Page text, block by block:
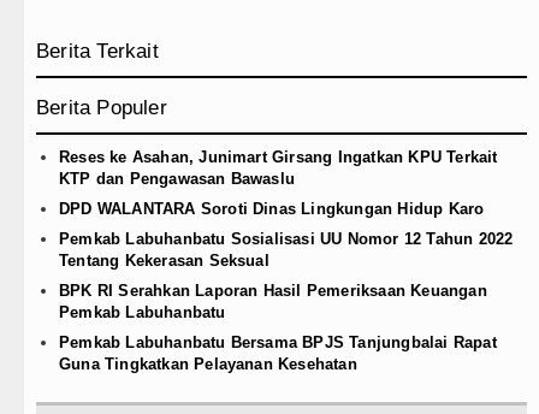
Berita Terkait
Berita Populer
Reses ke Asahan, Junimart Girsang Ingatkan KPU Terkait
KTP dan Pengawasan Bawaslu
DPD WALANTARA Soroti Dinas Lingkungan Hidup Karo
Pemkab Labuhanbatu Sosialisasi UU Nomor 12 Tahun 2022
Tentang Kekerasan Seksual
BPK RI Serahkan Laporan Hasil Pemeriksaan Keuangan
Pemkab Labuhanbatu
Pemkab Labuhanbatu Bersama BPJS Tanjungbalai Rapat
Guna Tingkatkan Pelayanan Kesehatan